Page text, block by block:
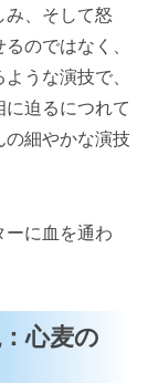
、そして怒
のではなく、
うな演技で、
迫るにつれて
の細やかな演技
ーに血を通わ
心麦の